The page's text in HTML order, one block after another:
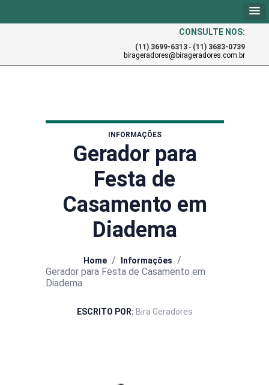
CONSULTE NOS:
(11) 3699-6313 - (11) 3683-0739
birageradores@birageradores.com.br
INFORMAÇÕES
Gerador para
Festa de
Casamento em
Diadema
Home / Informações /
Gerador para Festa de Casamento em
Diadema
ESCRITO POR: Bira Geradores